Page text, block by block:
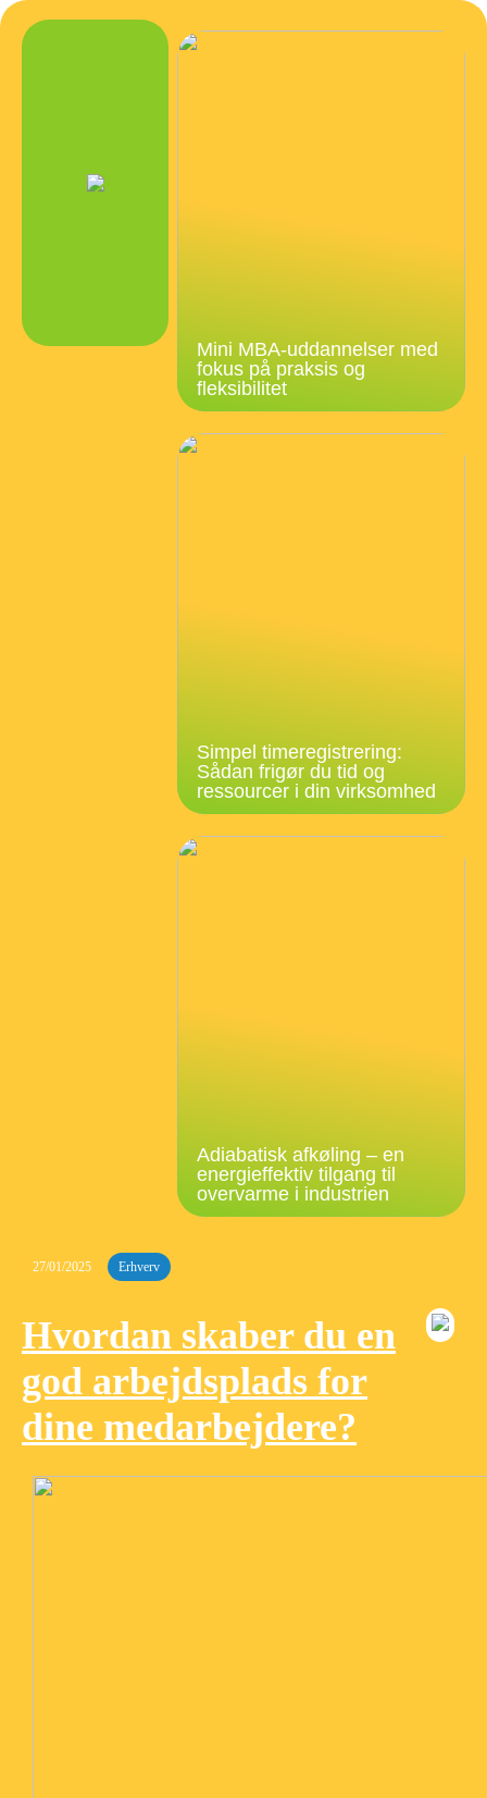
Mini MBA-uddannelser med
fokus på praksis og
fleksibilitet
Simpel timeregistrering:
Sådan frigør du tid og
ressourcer i din virksomhed
Adiabatisk afkøling – en
energieffektiv tilgang til
overvarme i industrien
27/01/2025 Erhverv
Hvordan skaber du en
god arbejdsplads for
dine medarbejdere?